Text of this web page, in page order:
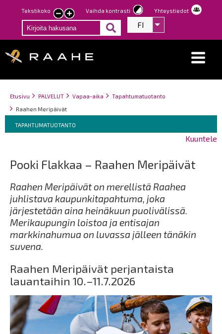
Hyppää
pääsisältöön
Tekstikoko
Pienennä
tekstin
kokoa
Suurenna
tekstin
kokoa
Vaihda kontrasti Yhteystiedot
FI Listaa
Breadcrumbs
You
are
Etusivu PALVELUT Vapaa-aika
Tapahtumatuotanto
Raahen Meripäivät
Breadcrumbs
You
are
TAPAHTUMATUOTANTO
Kuuntele
Pooki Flakkaa – Raahen Meripäivät
Raahen Meripäivät on merellistä Raahea
juhlistava kaupunkitapahtuma, joka
järjestetään aina heinäkuun puolivälissä.
Merikaupungin loistoa ja entisajan
markkinahumua on luvassa jälleen tänäkin
suvena.
Raahen Meripäivät perjantaista
lauantaihin 10.–11.7.2026